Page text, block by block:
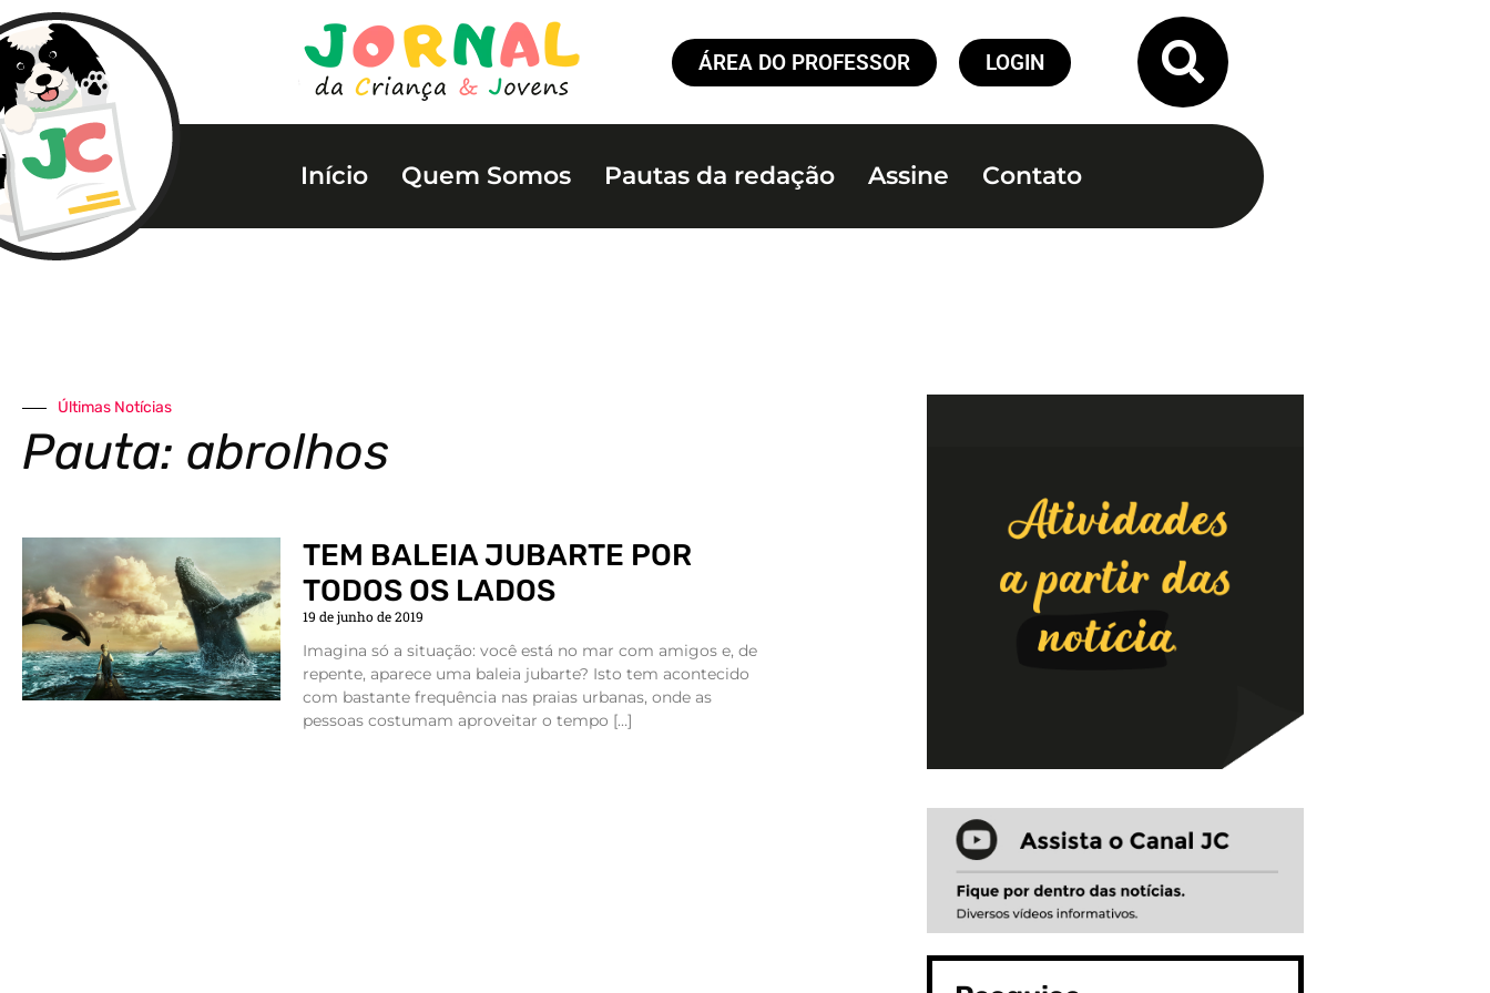
ÁREA DO PROFESSOR LOGIN
Início Quem Somos Pautas da redação Assine Contato
Últimas Notícias
Pauta: abrolhos
TEM BALEIA JUBARTE POR
TODOS OS LADOS
19 de junho de 2019
Imagina só a situação: você está no mar com amigos e, de
repente, aparece uma baleia jubarte? Isto tem acontecido
com bastante frequência nas praias urbanas, onde as
pessoas costumam aproveitar o tempo […]